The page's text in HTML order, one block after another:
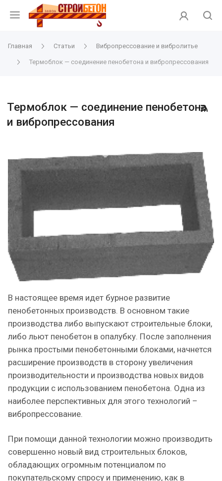
Главная Статьи Вибропрессование и вибролитье
Термоблок — соединение пенобетона и вибропрессования
Термоблок — соединение пенобетона
и вибропрессования
В настоящее время идет бурное развитие
пенобетонных производств. В основном такие
производства либо выпускают строительные блоки,
либо льют пенобетон в опалубку. После заполнения
рынка простыми пенобетонными блоками, начнется
расширение производств в сторону увеличения
производительности и производства новых видов
продукции с использованием пенобетона. Одна из
наиболее перспективных для этого технологий –
вибропрессование.
При помощи данной технологии можно производить
совершенно новый вид строительных блоков,
обладающих огромным потенциалом по
покупательскому спросу и применению, как в